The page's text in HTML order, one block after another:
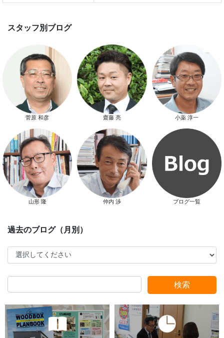
スマートハウス 完成見学会開催
新春特別キャンペーン
菅原 和彦 齋藤 亮 小薬 淳一
山形 隆 仲内 渉 ブログ一覧
検索